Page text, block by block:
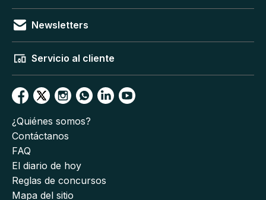
Newsletters
Servicio al cliente
¿Quiénes somos?
Contáctanos
FAQ
El diario de hoy
Reglas de concursos
Mapa del sitio